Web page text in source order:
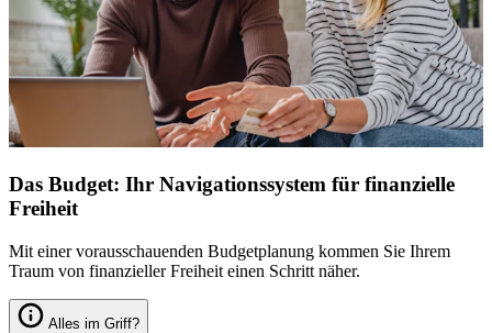
Das Budget: Ihr Navigationssystem für finanzielle
Freiheit
Mit einer vorausschauenden Budgetplanung kommen Sie Ihrem
Traum von finanzieller Freiheit einen Schritt näher.
Alles im Griff?